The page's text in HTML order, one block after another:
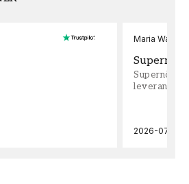
Maria
leveran,
2026-07-22